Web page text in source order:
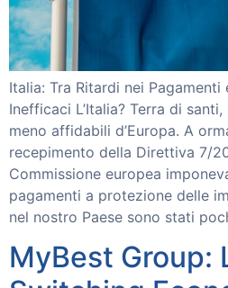
Stampa
Soluzioni
Invoice Trading
Smart Reverse
Partnership
Partner
Blog
Contattaci
Italia: Tra Ritardi nei
Inefficaci L’Italia? Terra di
meno affidabili d’Europa. A
recepimento della Direttiva 7/
Commissione europea
pagamenti a protezione delle
nel nostro Paese sono stati
MyBest Group: